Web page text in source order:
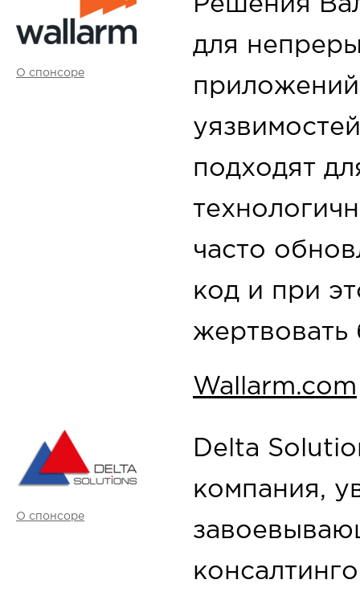
О спонсоре
Решения
для
подходят
часто
код и при
жертвовать
Wallarm.com
О спонсоре
Delta
компания,